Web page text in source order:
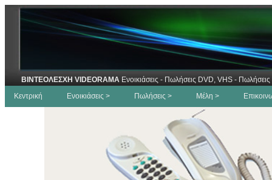
ΒΙΝΤΕΟΛΕΣΧΗ VIDEORAMA Ενοικιάσεις - Πωλήσεις DVD, VHS -
Κεντρική
Ενοικιάσεις > Πωλήσεις > Μέλη >